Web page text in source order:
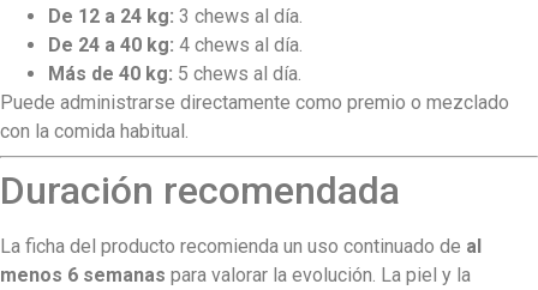
De 12 a 24 kg: 3 chews al día.
De 24 a 40 kg: 4 chews al día.
Más de 40 kg: 5 chews al día.
Puede administrarse directamente como premio o mezclado
con la comida habitual.
Duración recomendada
La ficha del producto recomienda un uso continuado de al
menos 6 semanas para valorar la evolución. La piel y la